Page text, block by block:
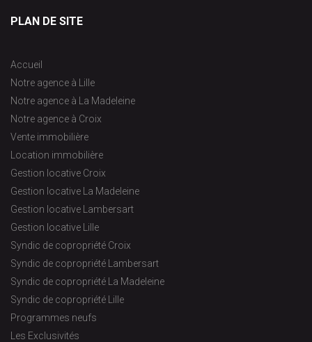
PLAN DE SITE
Accueil
Notre agence à Lille
Notre agence à La Madeleine
Notre agence à Croix
Vente immobilière
Location immobilière
Gestion locative Croix
Gestion locative La Madeleine
Gestion locative Lambersart
Gestion locative Lille
Syndic de copropriété Croix
Syndic de copropriété Lambersart
Syndic de copropriété La Madeleine
Syndic de copropriété Lille
Programmes neufs
Les Exclusivités